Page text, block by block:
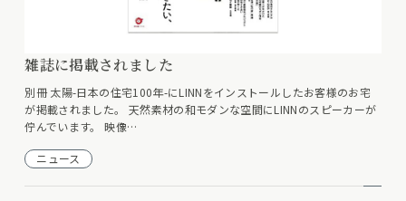
雑誌に掲載されました
別冊 太陽-日本の住宅100年-にLINNをインストールしたお客様のお宅
が掲載されました。 天然素材の和モダンな空間にLINNのスピーカーが
佇んでいます。 映像…
ニュース